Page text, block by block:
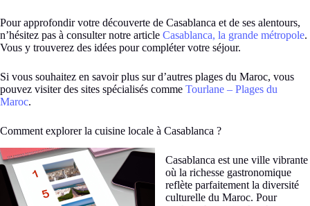
Pour approfondir votre découverte de Casablanca et de ses alentours,
n’hésitez pas à consulter notre article Casablanca, la grande métropole.
Vous y trouverez des idées pour compléter votre séjour.
Si vous souhaitez en savoir plus sur d’autres plages du Maroc, vous
pouvez visiter des sites spécialisés comme Tourlane – Plages du
Maroc.
Comment explorer la cuisine locale à Casablanca ?
Casablanca est une ville vibrante
où la richesse gastronomique
reflète parfaitement la diversité
culturelle du Maroc. Pour